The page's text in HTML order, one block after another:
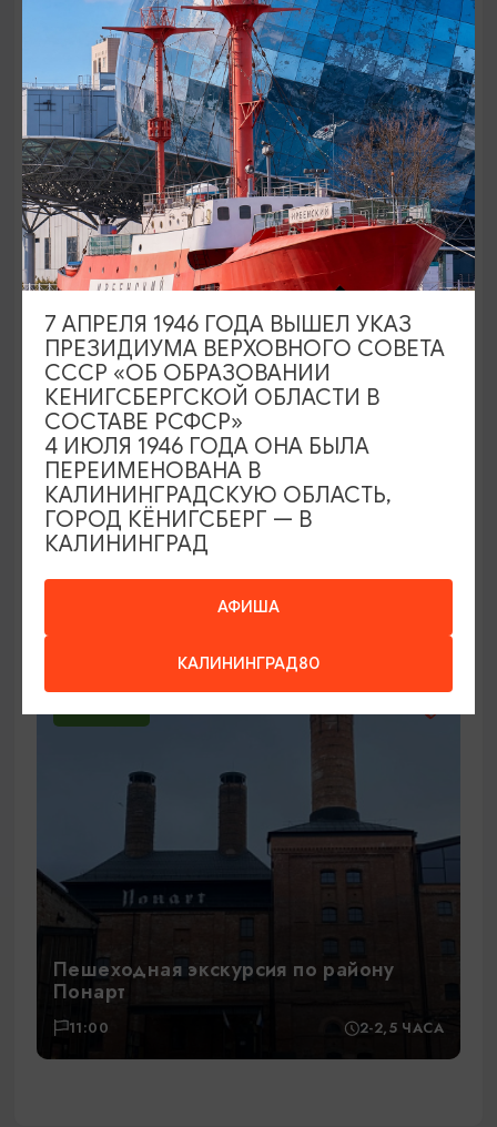
Пивзавод «Понарт»: пивная экскурсия
с гастрономическим финалом
17.08.26 18:00 2,5
Экскурсия на пивоваренный завод
«Понарт»
Пешеходная экскурсия по району
Понарт
11:00 2-2,5 ЧАСА
АФИША
КАЛИНИНГРАД80
7 АПРЕЛЯ 1946 ГОДА ВЫШЕЛ УКАЗ
ПРЕЗИДИУМА ВЕРХОВНОГО СОВЕТА
СССР «ОБ ОБРАЗОВАНИИ
КЕНИГСБЕРГСКОЙ ОБЛАСТИ В
СОСТАВЕ РСФСР»
4 ИЮЛЯ 1946 ГОДА ОНА БЫЛА
ПЕРЕИМЕНОВАНА В
КАЛИНИНГРАДСКУЮ ОБЛАСТЬ,
ГОРОД КЁНИГСБЕРГ — В
КАЛИНИНГРАД